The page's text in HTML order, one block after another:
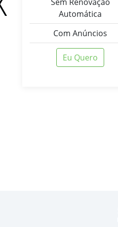
Automática
Com Anúncios
Eu Quero